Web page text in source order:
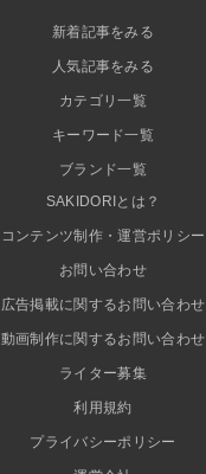
新着記事をみる
人気記事をみる
カテゴリ一覧
キーワード一覧
ブランド一覧
SAKIDORIとは？
コンテンツ制作・運営ポリシー
お問い合わせ
広告掲載に関するお問い合わせ
動画制作に関するお問い合わせ
ライター募集
利用規約
プライバシーポリシー